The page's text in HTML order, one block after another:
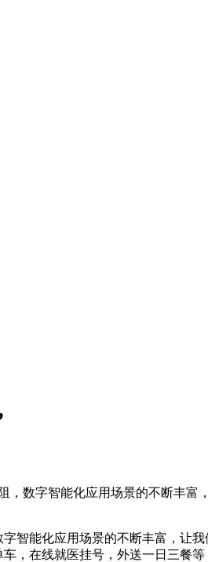
字智能化应用场景的不断丰富
能化应用场景的不断丰富，让
，在线就医挂号，外送一日三餐